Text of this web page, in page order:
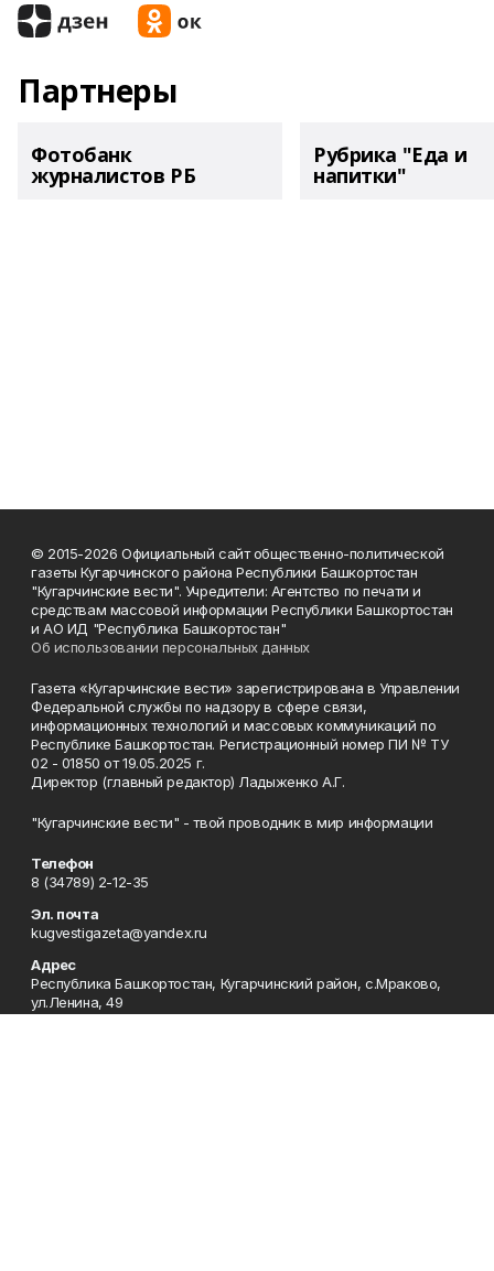
Партнеры
Фотобанк
журналистов РБ
Рубрика "Еда и
напитки"
© 2015-2026 Официальный сайт общественно-политической
газеты Кугарчинского района Республики Башкортостан
"Кугарчинские вести". Учредители: Агентство по печати и
средствам массовой информации Республики Башкортостан
и АО ИД "Республика Башкортостан"
Об использовании персональных данных
Газета «Кугарчинские вести» зарегистрирована в Управлении
Федеральной службы по надзору в сфере связи,
информационных технологий и массовых коммуникаций по
Республике Башкортостан. Регистрационный номер ПИ № ТУ
02 - 01850 от 19.05.2025 г.
Директор (главный редактор) Ладыженко А.Г.
"Кугарчинские вести" - твой проводник в мир информации
Телефон
8 (34789) 2-12-35
Эл. почта
kugvestigazeta@yandex.ru
Адрес
Республика Башкортостан, Кугарчинский район, с.Мраково,
ул.Ленина, 49